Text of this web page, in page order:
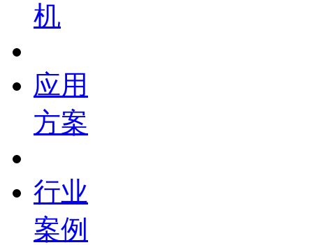
机
应用
方案
行业
案例